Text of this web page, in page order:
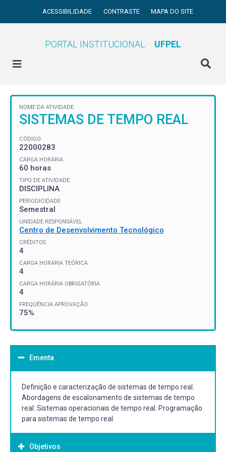
ACESSIBILIDADE CONTRASTE MAPA DO SITE
PORTAL INSTITUCIONAL UFPEL
NOME DA ATIVIDADE
SISTEMAS DE TEMPO REAL
CÓDIGO
22000283
CARGA HORÁRIA
60 horas
TIPO DE ATIVIDADE
DISCIPLINA
PERIODICIDADE
Semestral
UNIDADE RESPONSÁVEL
Centro de Desenvolvimento Tecnológico
CRÉDITOS
4
CARGA HORÁRIA TEÓRICA
4
CARGA HORÁRIA OBRIGATÓRIA
4
FREQUÊNCIA APROVAÇÃO
75%
Ementa
Definição e caracterização de sistemas de tempo real.
Abordagens de escalonamento de sistemas de tempo
real. Sistemas operacionais de tempo real. Programação
para sistemas de tempo real.
Objetivos